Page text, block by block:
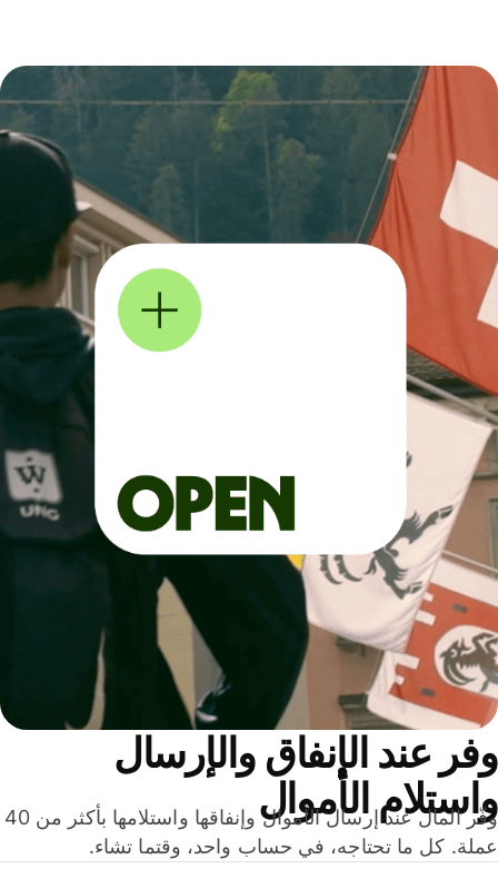
عند الإنفاق والإرسال
الأموال
وفّر المال عند إرسال الأموال وإنفاقها واستلامها بأكثر من 40
كل ما تحتاجه، في حساب واحد، وقتما تشاء.